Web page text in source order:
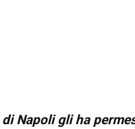
Napoli gli ha